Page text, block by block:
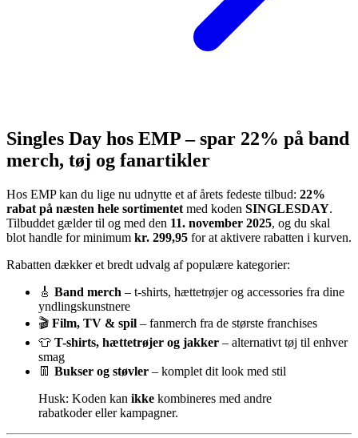
Singles Day hos EMP – spar 22% på band
merch, tøj og fanartikler
Hos EMP kan du lige nu udnytte et af årets fedeste tilbud: 22%
rabat på næsten hele sortimentet med koden SINGLESDAY.
Tilbuddet gælder til og med den 11. november 2025, og du skal
blot handle for minimum kr. 299,95 for at aktivere rabatten i kurven.
Rabatten dækker et bredt udvalg af populære kategorier:
🎸 Band merch – t-shirts, hættetrøjer og accessories fra dine
yndlingskunstnere
🎬 Film, TV & spil – fanmerch fra de største franchises
👕 T-shirts, hættetrøjer og jakker – alternativt tøj til enhver
smag
👖 Bukser og støvler – komplet dit look med stil
Husk: Koden kan ikke kombineres med andre
rabatkoder eller kampagner.